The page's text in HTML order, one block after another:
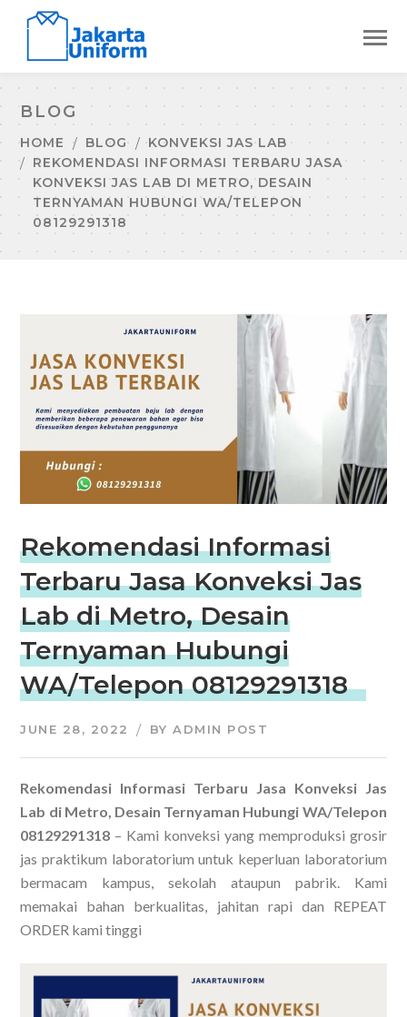
BLOG
HOME BLOG
KONVEKSI JAS LAB
REKOMENDASI INFORMASI TERBARU JASA
KONVEKSI JAS LAB DI METRO, DESAIN
TERNYAMAN HUBUNGI WA/TELEPON
08129291318
Rekomendasi Informasi
Terbaru Jasa Konveksi Jas
Lab di Metro, Desain
Ternyaman Hubungi
WA/Telepon 08129291318
JUNE 28, 2022 BYADMIN POST
Rekomendasi Informasi Terbaru Jasa Konveksi Jas
Lab di Metro, Desain Ternyaman Hubungi WA/Telepon
08129291318 – Kami konveksi yang memproduksi grosir
jas praktikum laboratorium untuk keperluan laboratorium
bermacam kampus, sekolah ataupun pabrik. Kami
memakai bahan berkualitas, jahitan rapi dan REPEAT
ORDER kami tinggi